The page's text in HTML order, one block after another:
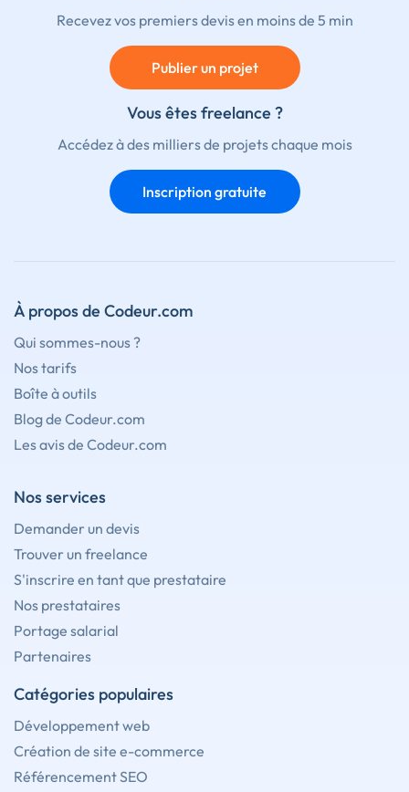
Recevez vos premiers devis en moins de 5 min
Publier un projet
Vous êtes freelance ?
Accédez à des milliers de projets chaque mois
Inscription gratuite
À propos de Codeur.com
Qui sommes-nous ?
Nos tarifs
Boîte à outils
Blog de Codeur.com
Les avis de Codeur.com
Nos services
Demander un devis
Trouver un freelance
S'inscrire en tant que prestataire
Nos prestataires
Portage salarial
Partenaires
Catégories populaires
Développement web
Création de site e-commerce
Référencement SEO